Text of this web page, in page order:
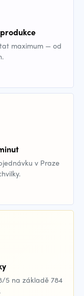
maximum — od
v Praze
5 na základě 784